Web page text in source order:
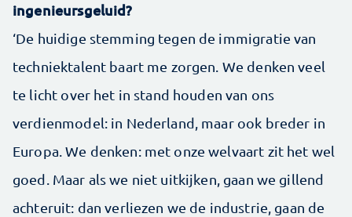
ingenieursgeluid?
‘De huidige stemming tegen de immigratie van
techniektalent baart me zorgen. We denken veel
te licht over het in stand houden van ons
verdienmodel: in Nederland, maar ook breder in
Europa. We denken: met onze welvaart zit het wel
goed. Maar als we niet uitkijken, gaan we gillend
achteruit: dan verliezen we de industrie, gaan de